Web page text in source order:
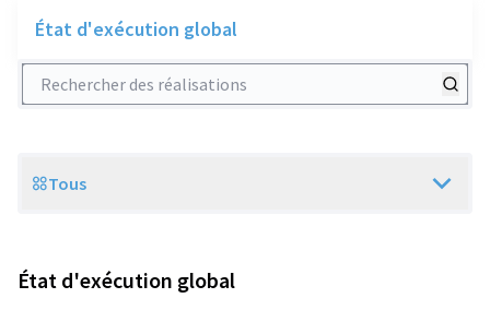
État d'exécution global
Rechercher des réalisations
Scope
Tous
État d'exécution global